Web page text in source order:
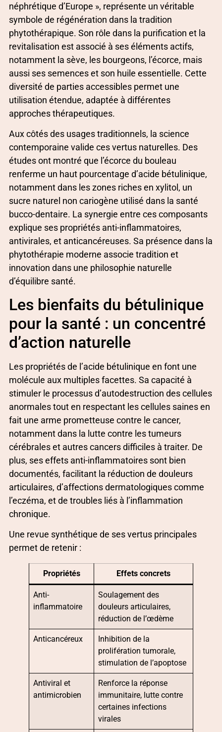
néphrétique d’Europe », représente un véritable
symbole de régénération dans la tradition
phytothérapique. Son rôle dans la purification et la
revitalisation est associé à ses éléments actifs,
notamment la sève, les bourgeons, l’écorce, mais
aussi ses semences et son huile essentielle. Cette
diversité de parties accessibles permet une
utilisation étendue, adaptée à différentes
approches thérapeutiques.
Aux côtés des usages traditionnels, la science
contemporaine valide ces vertus naturelles. Des
études ont montré que l’écorce du bouleau
renferme un haut pourcentage d’acide bétulinique,
notamment dans les zones riches en xylitol, un
sucre naturel non cariogène utilisé dans la santé
bucco-dentaire. La synergie entre ces composants
explique ses propriétés anti-inflammatoires,
antivirales, et anticancéreuses. Sa présence dans la
phytothérapie moderne associe tradition et
innovation dans une philosophie naturelle
d’équilibre santé.
Les bienfaits du bétulinique
pour la santé : un concentré
d’action naturelle
Les propriétés de l’acide bétulinique en font une
molécule aux multiples facettes. Sa capacité à
stimuler le processus d’autodestruction des cellules
anormales tout en respectant les cellules saines en
fait une arme prometteuse contre le cancer,
notamment dans la lutte contre les tumeurs
cérébrales et autres cancers difficiles à traiter. De
plus, ses effets anti-inflammatoires sont bien
documentés, facilitant la réduction de douleurs
articulaires, d’affections dermatologiques comme
l’eczéma, et de troubles liés à l’inflammation
chronique.
Une revue synthétique de ses vertus principales
permet de retenir :
Propriétés Effets concrets
Anti-
inflammatoire
Soulagement des
douleurs articulaires,
réduction de l’œdème
Anticancéreux
Inhibition de la
prolifération tumorale,
stimulation de l’apoptose
Antiviral et
antimicrobien
Renforce la réponse
immunitaire, lutte contre
certaines infections
virales